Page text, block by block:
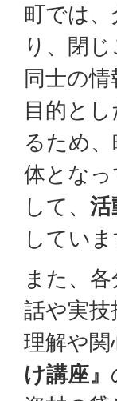
町では、
り、閉
同士の
目的と
るため
体とな
して、 活
していま
また、
話や実技
理解や
け講座』